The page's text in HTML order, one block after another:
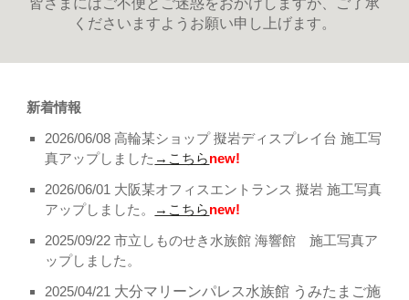
皆さまにはご不便とご迷惑をおかけしますが、ご了承
くださいますようお願い申し上げます。
新着情報
2026/06/08 高輪某ショップ 擬岩ディスプレイ台 施工写
真アップしました →こちらnew!
2026/06/01 大阪某オフィスエントランス 擬岩 施工写真
アップしました。
→こちらnew!
2025/09/22 市立しものせき水族館 海響館 施工写真ア
ップしました。
2025/04/21 大分マリーンパレス水族館 うみたまご施